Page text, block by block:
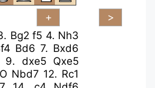
Bg2 f5 4. Nh3
Bd6 7. Bxd6
9. dxe5
Qxe5
Nbd7 12. Rc1